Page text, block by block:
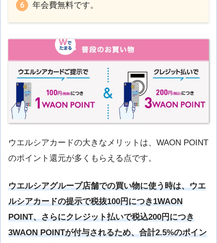
年会費無料です。
ウエルシアカードの大きなメリットは、WAON POINT
のポイント還元が多くもらえる点です。
ウエルシアグループ店舗での買い物に使う時は、ウエ
ルシアカードの提示で税抜100円につき1WAON
POINT、さらにクレジット払いで税込200円につき
3WAON POINTが付与されるため、合計2.5%のポイン